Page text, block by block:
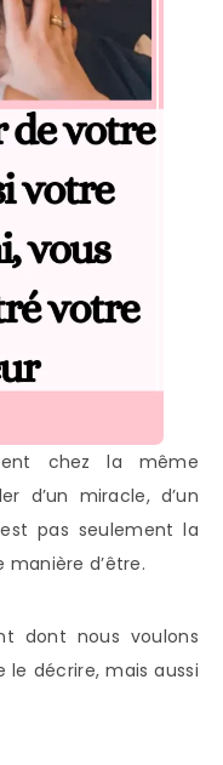
chez la même
d’un miracle, d’un
pas seulement la
d’être.
dont nous voulons
le décrire, mais aussi